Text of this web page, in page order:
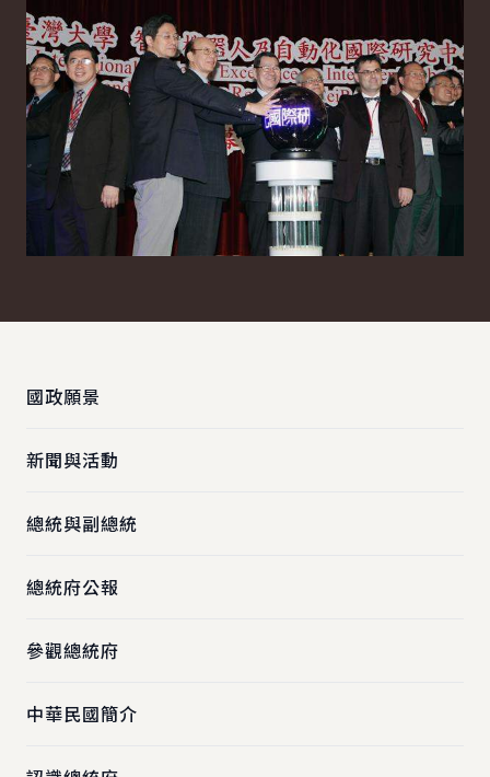
國政願景
新聞與活動
總統與副總統
總統府公報
參觀總統府
中華民國簡介